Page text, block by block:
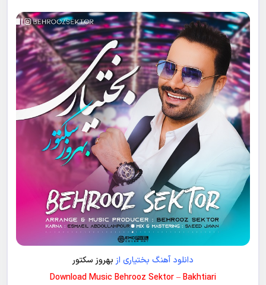
دانلود آهنگ بختیاری از بهروز سکتور
Download Music Behrooz Sektor – Bakhtiari